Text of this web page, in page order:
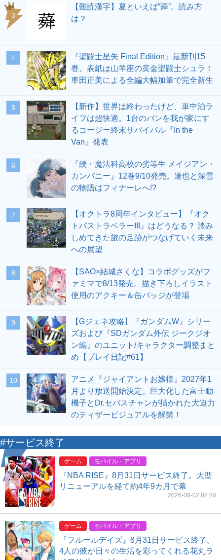
3
【難読漢字】夏といえば“蕣”。読み方
は？
4
『聖闘士星矢 Final Edition』最新刊15
巻。表紙は山羊座の黄金聖闘士シュラ！
車田正美による全編大幅加筆で完全新生
5
【新作】世界は終わったけど、車中泊ラ
イフは超快適。1台のバンを我が家にす
るコージー終末サバイバル『In the
Van』発表
6
『続・魔法科高校の劣等生 メイジアン・
カンパニー』12巻9/10発売。達也と深雪
の物語はフィナーレへ!?
7
【オクトラ8周年インタビュー】『オク
トパストラベラーIII』はどうなる？ 踏み
しめてきた旅の足跡がつなげていく未来
への展望
8
【SAO×結城さくな】コラボグッズがフ
ァミマで8/13発売。描き下ろしイラスト
使用のアクキー＆缶バッジが登場
9
【Gジェネ攻略】『ガンダムW』シリー
ズおよび『SDガンダム外伝 ジークジオ
ン編』のユニット/キャラクター調整まと
め【プレイ日記#61】
10
アニメ『ジャイアントお嬢様』2027年1
月より放送開始決定。巨大化した富士動
機子とDr.セバスチャンが描かれた大迫力
のティザービジュアルを解禁！
#サービス終了
ゲーム モバイル・アプリ
『NBA RISE』8月31日サービス終了。大型
リニューアルを経て約4年9カ月で幕
2026-08-02 08:20
ゲーム モバイル・アプリ
『フルールデイズ』8月31日サービス終了。
4人の彼が日々の生活を彩ってくれる花丸ラ